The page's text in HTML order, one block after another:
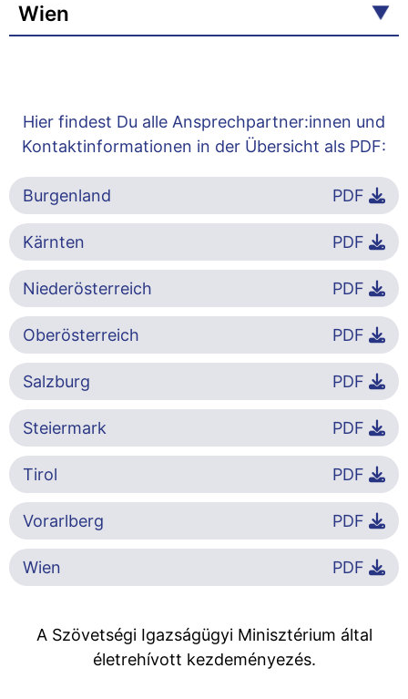
Wien
Hier findest Du alle Ansprechpartner:innen und
Kontaktinformationen in der Übersicht als PDF:
Burgenland PDF
Kärnten PDF
Niederösterreich PDF
Oberösterreich PDF
Salzburg PDF
Steiermark PDF
Tirol PDF
Vorarlberg PDF
Wien PDF
A Szövetségi Igazságügyi Minisztérium által
életrehívott kezdeményezés.